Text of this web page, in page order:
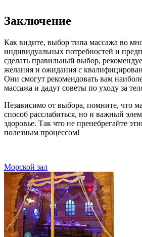
Заключение
Как видите, выбор типа массажа во
индивидуальных потребностей и
сделать правильный выбор,
желания и ожидания с
Они смогут рекомендовать вам
массажа и дадут советы по уходу за
Независимо от выбора, помните, что
способ расслабиться, но и важный
здоровье. Так что не пренебрегайте
полезным процессом!
Морской зал